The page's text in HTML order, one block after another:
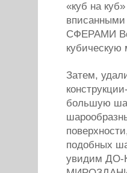
«куб на
вписанными
СФЕРАМИ
кубическую
Затем,
большую
подобных
увидим ДО-